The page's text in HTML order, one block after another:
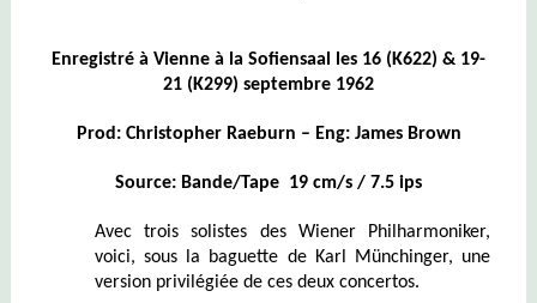
Enregistré à Vienne à la Sofiensaal les 16 (K622) & 19-
21 (K299) septembre 1962
Prod: Christopher Raeburn – Eng: James Brown
Source: Bande/Tape 19 cm/s / 7.5 ips
Avec trois solistes des Wiener Philharmoniker,
voici, sous la baguette de Karl Münchinger, une
version privilégiée de ces deux concertos.